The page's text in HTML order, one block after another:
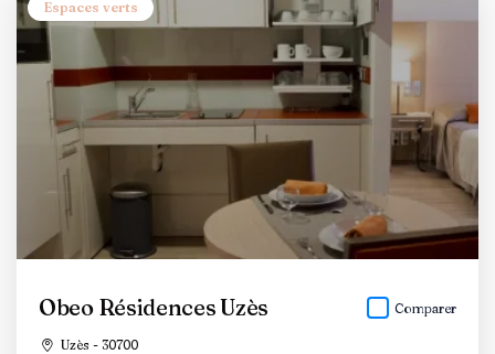
Espaces verts
Obeo Résidences Uzès
Uzès - 30700
Comparer